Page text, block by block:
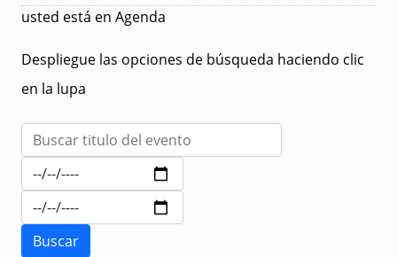
usted está en Agenda
Despliegue las opciones de búsqueda haciendo clic
en la lupa